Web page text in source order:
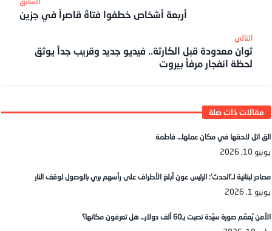
أربعة أشخاص خطفوا فتاةً قاصراً في جزين
‎التالي
ثوان معدودة قبل الكارثة.. فيديو جديد وقريب جداً يوثق
لحظة انفجار مرفأ بيروت
الق اتل لاحقها في مكان عملها… فاطمة
يونيو 10, 2026
مصادر لبنانية لـ’الحدث’: الرئيس عون أبلغ الأطراف على رأسهم بري بالوصول لوقف النار
يونيو 1, 2026
الأمن يُعمّم صورة سيّدة نصبت بـ60 ألف دولار… هل تعرفون مكانها؟